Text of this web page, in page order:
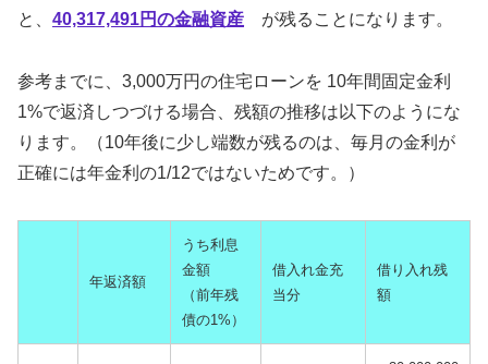
と、 40,317,491円の金融資産 が残ることになります。
参考までに、3,000万円の住宅ローンを 10年間固定金利
1%で返済しつづける場合、残額の推移は以下のようにな
ります。（10年後に少し端数が残るのは、毎月の金利が
正確には年金利の1/12ではないためです。）
年返済額
うち利息
金額
（前年残
債の1%）
借入れ金充
当分
借り入れ残
額